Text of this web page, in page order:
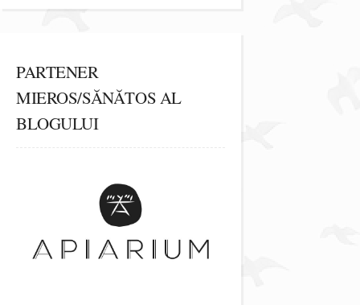
PARTENER
MIEROS/SĂNĂTOS AL
BLOGULUI